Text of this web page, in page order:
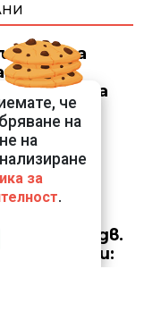
на
Петрова
пиар на адв.
Марковски:
че
на
на
за
.